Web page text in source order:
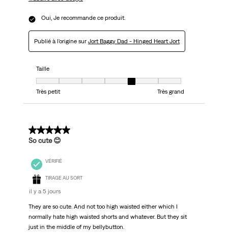
Oui, Je recommande ce produit.
Publié à l'origine sur Jort Baggy Dad - Hinged Heart Jort
Taille
Taille, 5 sur 7, où 1 est égal à Très petit et 7 est égal à Très grand
Très petit
Très grand
5 sur 5 étoiles.
So cute 😊
VÉRIFIÉ
TIRAGE AU SORT
il y a 5 jours
They are so cute. And not too high waisted either which I
normally hate high waisted shorts and whatever. But they sit
just in the middle of my bellybutton.